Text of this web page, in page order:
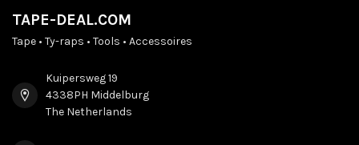
TAPE-DEAL.COM
Tape • Ty-raps • Tools • Accessoires
Kuipersweg 19
4338PH Middelburg
The Netherlands